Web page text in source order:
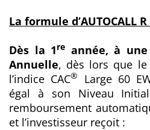
La formule d’AUTOCALL
Dès la 1re année, à une
Annuelle, dès lors que
l’indice CAC®
Large 60
égal à son Niveau
remboursement
et l’investisseur reçoit :